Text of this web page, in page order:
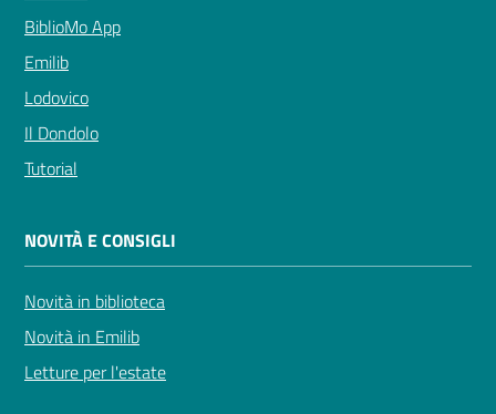
BiblioMo App
Emilib
Lodovico
Il Dondolo
Tutorial
NOVITÀ E CONSIGLI
Novità in biblioteca
Novità in Emilib
Letture per l'estate